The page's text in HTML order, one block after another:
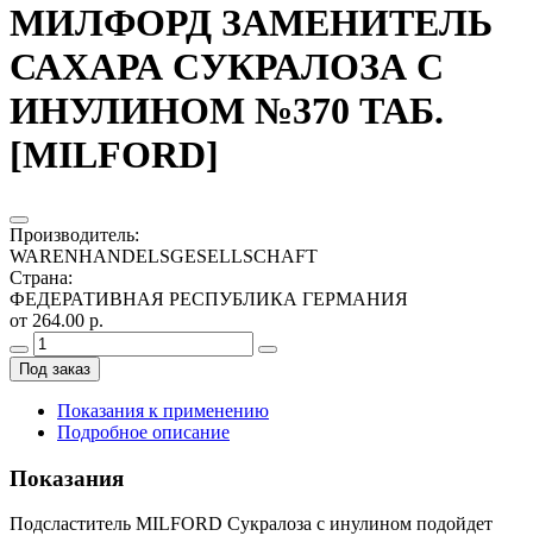
МИЛФОРД ЗАМЕНИТЕЛЬ
САХАРА СУКРАЛОЗА С
ИНУЛИНОМ №370 ТАБ.
[MILFORD]
Производитель:
WARENHANDELSGESELLSCHAFT
Страна:
ФЕДЕРАТИВНАЯ РЕСПУБЛИКА ГЕРМАНИЯ
от 264.00 р.
Под заказ
Показания к применению
Подробное описание
Показания
Подсластитель MILFORD Сукралоза с инулином подойдет